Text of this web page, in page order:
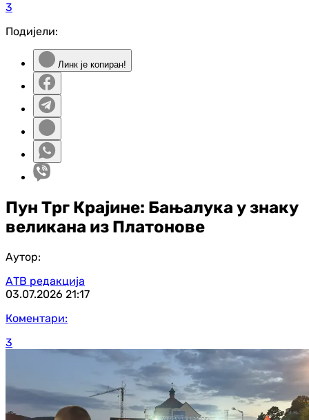
3
Подијели:
Линк је копиран!
Пун Трг Крајине: Бањалука у знаку
великана из Платонове
Аутор:
АТВ редакција
03.07.2026 21:17
Коментари:
3